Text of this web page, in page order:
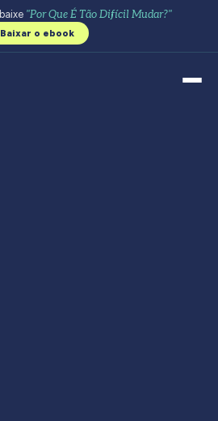
baixe "Por Que É Tão Difícil Mudar?"
Baixar o ebook